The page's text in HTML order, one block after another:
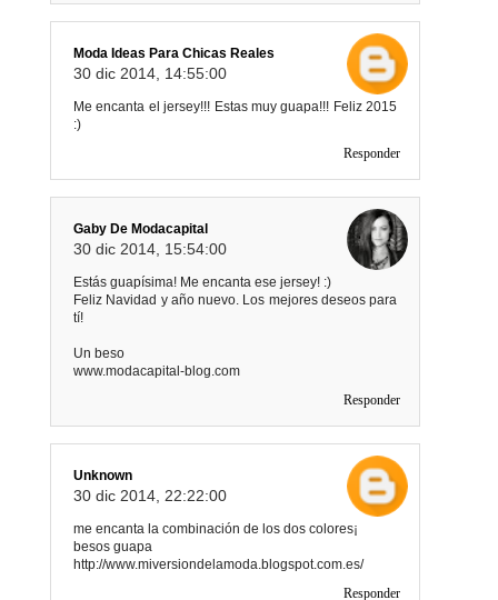
Moda Ideas Para Chicas Reales
30 dic 2014, 14:55:00
Me encanta el jersey!!! Estas muy guapa!!! Feliz 2015
:)
Responder
Gaby De Modacapital
30 dic 2014, 15:54:00
Estás guapísima! Me encanta ese jersey! :)
Feliz Navidad y año nuevo. Los mejores deseos para
tí!
Un beso
www.modacapital-blog.com
Responder
Unknown
30 dic 2014, 22:22:00
me encanta la combinación de los dos colores¡
besos guapa
http://www.miversiondelamoda.blogspot.com.es/
Responder